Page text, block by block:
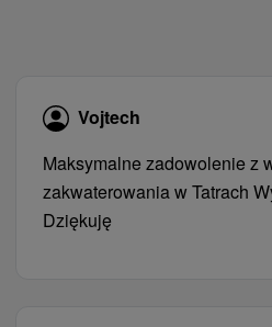
Vojtech
Maksymalne zadowolenie z
zakwaterowania w Tatrach
Dziękuję